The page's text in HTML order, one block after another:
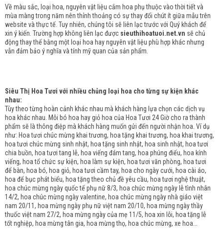
Về màu sắc, loại hoa, nguyên vật liệu cắm hoa phụ thuộc vào thời tiết và
mùa màng trong năm nên thỉnh thoảng có sự thay đổi chút ít giữa mẫu trên
website và thực tế. Tuy nhiên, chúng tôi sẽ liên lạc trước với Quý khách để
xin ý kiến. Trường hợp không liên lạc được sieuthihoatuoi.net.vn sẽ chủ
động thay thế bằng một loại hoa hay nguyên vật liệu phù hợp khác nhưng
vẫn đảm bảo ý nghĩa và tính mỹ quan của sản phẩm.
Siêu Thị Hoa Tươi với nhiều chủng loại hoa cho từng sự kiện khác
nhau:
Tùy theo từng hoàn cảnh khác nhau mà khách hàng lựa chọn các dịch vụ
hoa khác nhau. Mỗi bó hoa hay giỏ hoa của Hoa Tươi 24 Giờ cho ra thành
phẩm sẽ là thông điệp mà khách hàng muốn gửi đến người nhận hoa. Ví dụ
như: Hoa tươi chúc mừng khai trương, hoa tặng khai trương, hoa khai trương,
hoa tươi chúc mừng sinh nhật, hoa tặng sinh nhật, hoa sinh nhật, hoa tươi
chia buồn, hoa tươi tang lễ, hoa viếng đám tang, hoa phúng điếu, hoa kính
viếng, hoa tổ chức sự kiện, hoa làm sự kiện, hoa tươi văn phòng, hoa tươi
để bàn, hoa bó, hoa giỏ, hoa tươi cầm tay, hoa cho ngày cưới, hoa cài áo,
hoa để bục phát biểu, hoa tặng theo chủ đề yêu cầu, hoa tươi nghệ thuật,
hoa chúc mừng ngày quốc tế phụ nữ 8/3, hoa chúc mừng ngày lễ tình nhân
14/2, hoa chúc mừng ngày valentine, hoa chúc mừng ngày nhà giáo việt
nam 20/11, hoa mừng ngày phụ nữ việt nam 20/10, hoa mừng ngày thầy
thuốc việt nam 27/2, hoa mừng ngày của mẹ 11/5, hoa xin lỗi, hoa tặng lễ
tốt nghiệp, hoa mừng tân gia, hoa mừng thọ, hoa chúc mừng, xe hoa...